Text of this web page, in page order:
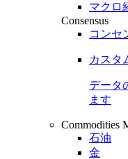
マクロ
Consensus
コンセ
カスタ
データ
ます
Commodities
石油
金